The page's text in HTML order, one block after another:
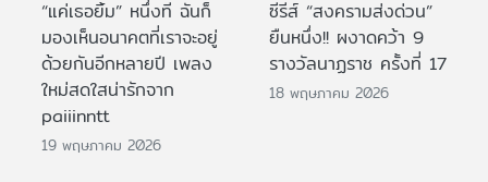
“แค่เธอยิ้ม” หนึ่งที ฉันก็
มองเห็นอนาคตที่เราจะอยู่
ด้วยกันอีกหลายปี เพลง
ใหม่สดใสน่ารักจาก
paiiinntt
19 พฤษภาคม 2026
ซีรีส์ “สงครามส่งด่วน”
ยืนหนึ่ง!! ผงาดคว้า 9
รางวัลนาฏราช ครั้งที่ 17
18 พฤษภาคม 2026